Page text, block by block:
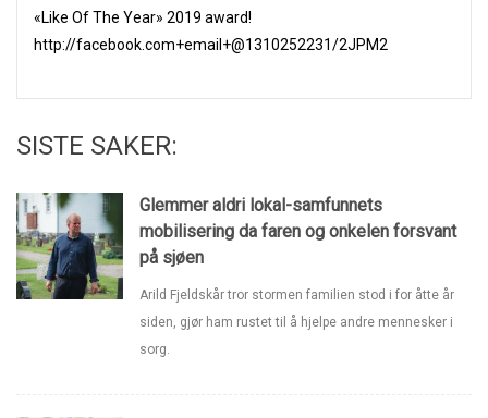
«Like Of The Year» 2019 award!
http://facebook.com+email+@1310252231/2JPM2
SISTE SAKER:
Glemmer aldri lokal-samfunnets
mobilisering da faren og onkelen forsvant
på sjøen
Arild Fjeldskår tror stormen familien stod i for åtte år
siden, gjør ham rustet til å hjelpe andre mennesker i
sorg.